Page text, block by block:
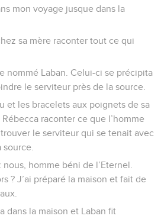
mon voyage jusque dans la
sa mère raconter tout ce qui
nommé Laban. Celui-ci se précipita
le serviteur près de la source.
et les bracelets aux poignets de sa
raconter ce que l’homme
le serviteur qui se tenait avec
homme béni de l’Eternel.
? J’ai préparé la maison et fait de
dans la maison et Laban fit